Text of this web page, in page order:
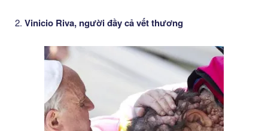
Vinicio Riva, người đầy cả vết thương